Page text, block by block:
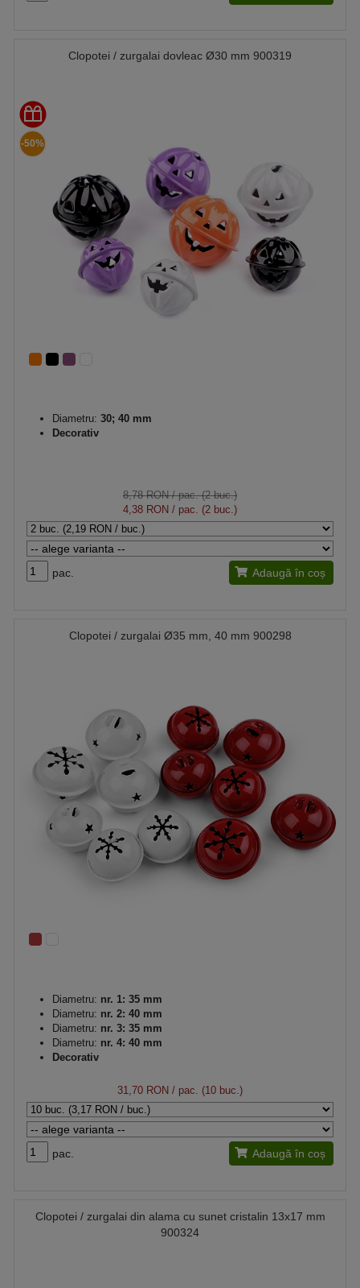
Clopotei / zurgalai dovleac Ø30 mm 900319
-50%
Diametru: 30; 40 mm
Decorativ
8,78 RON/ pac. (2 buc.)
4,38 RON / pac. (2 buc.)
pac. Adaugă în coș
Clopotei / zurgalai Ø35 mm, 40 mm 900298
Diametru: nr. 1: 35 mm
Diametru: nr. 2: 40 mm
Diametru: nr. 3: 35 mm
Diametru: nr. 4: 40 mm
Decorativ
31,70 RON / pac. (10 buc.)
pac. Adaugă în coș
Clopotei / zurgalai din alama cu sunet cristalin 13x17 mm
900324